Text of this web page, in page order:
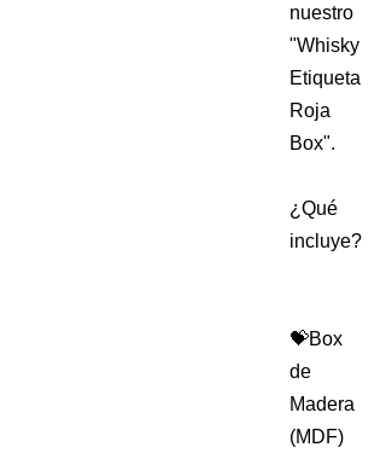
nuestro
"Whisky
Etiqueta
Roja
Box".
¿Qué
incluye?
💝Box
de
Madera
(MDF)